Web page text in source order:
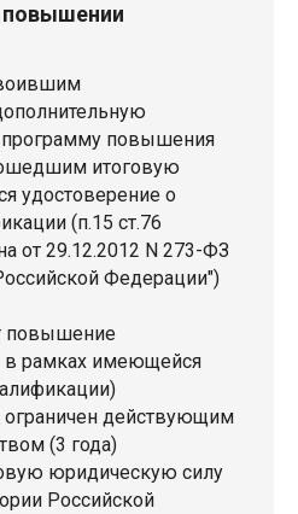
повышении
повышения
итоговую
удостоверение о
(п.15 ст.76
от 29.12.2012 N 273-ФЗ
Федерации")
повышение
в рамках имеющейся
ограничен действующим
(3 года)
юридическую силу
Российской